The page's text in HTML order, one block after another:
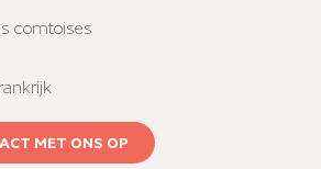
comtoises
MET ONS OP